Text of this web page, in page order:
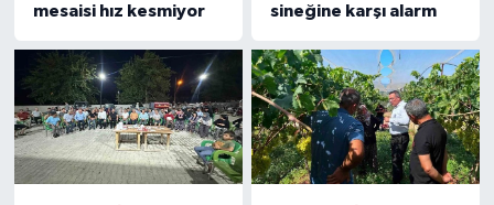
mesaisi hız kesmiyor
sineğine karşı alarm